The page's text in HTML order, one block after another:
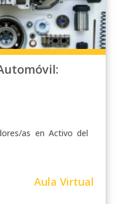
as en Activo del
Aula Virtual